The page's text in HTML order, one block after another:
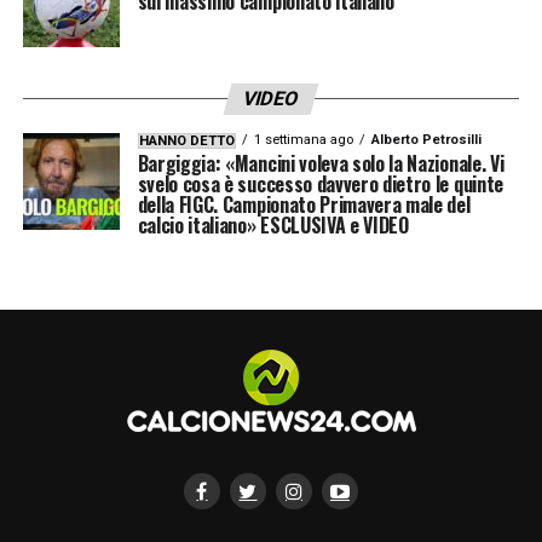
Ventinove i calciatori convocati 👇
pic.twitter.com/tKz6jjwcdJ
— Cagliari Calcio (@CagliariCalcio)
LA PLAYLIST DELLE NOSTRE TOP NEWS
VIDEO
HANNO DETTO 1 settimana ago Alberto Petrosilli
Bargiggia: «Mancini voleva solo la Nazionale. Vi
svelo cosa è successo davvero dietro le quinte
della FIGC. Campionato Primavera male del
calcio italiano» ESCLUSIVA e VIDEO